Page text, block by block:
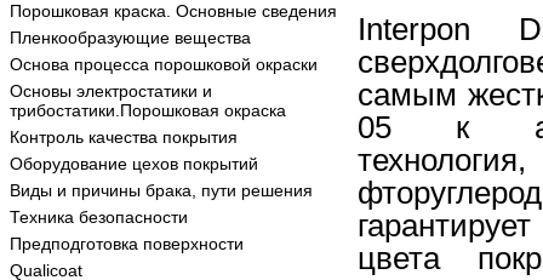
Порошковая краска. Основные сведения
Пленкообразующие вещества
Основа процесса порошковой окраски
Основы электростатики и
трибостатики.Порошковая окраска
Контроль качества покрытия
Оборудование цехов покрытий
Виды и причины брака, пути решения
Техника безопасности
Предподготовка поверхности
Qualicoat
Interpon
самым
05 к
цвета